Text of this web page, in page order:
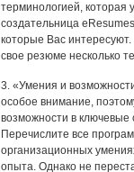
терминологией, которая
создательница
которые Вас
свое резюме несколько
3. «Умения и
особое внимание,
возможности в ключевые
Перечислите все
организационных
опыта. Однако не